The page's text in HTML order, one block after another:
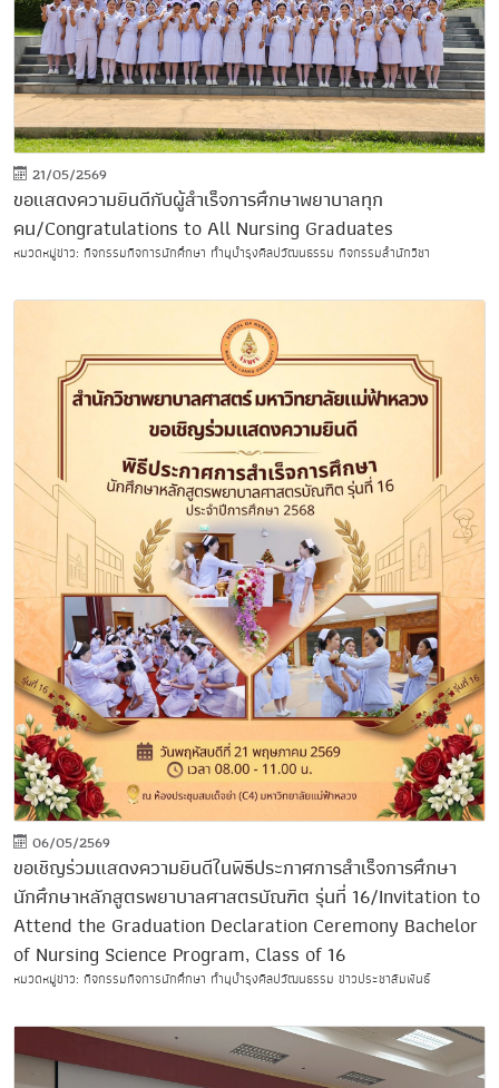
21/05/2569
ขอแสดงความยินดีกับผู้สำเร็จการศึกษาพยาบาลทุก
คน/Congratulations to All Nursing Graduates
หมวดหมู่ข่าว: กิจกรรมกิจการนักศึกษา ทำนุบำรุงศิลปวัฒนธรรม กิจกรรมสำนักวิชา
06/05/2569
ขอเชิญร่วมแสดงความยินดีในพิธีประกาศการสำเร็จการศึกษา
นักศึกษาหลักสูตรพยาบาลศาสตรบัณฑิต รุ่นที่ 16/Invitation to
Attend the Graduation Declaration Ceremony Bachelor
of Nursing Science Program, Class of 16
หมวดหมู่ข่าว: กิจกรรมกิจการนักศึกษา ทำนุบำรุงศิลปวัฒนธรรม ข่าวประชาสัมพันธ์